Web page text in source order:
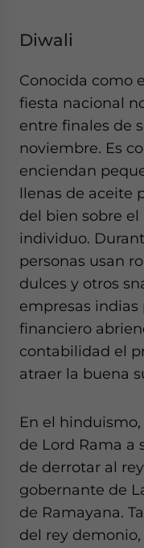
Diwali
Conocida como
fiesta nacional
entre finales de
noviembre. Es
enciendan
llenas de aceite
del bien sobre
individuo.
personas usan
dulces y otros
empresas
financiero
contabilidad el
atraer la buena
En el
de Lord Rama a
de derrotar al
gobernante de
de Ramayana.
del rey